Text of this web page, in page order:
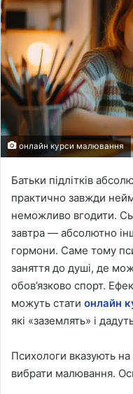
онлайн курси малювання
Батьки підлітків
практично завжди
неможливо вгодити.
завтра — абсолютно
гормони. Саме тому
заняття до душі, де
обов’язково спорт.
можуть стати онлайн
які «заземлять» і
Психологи вказують
вибрати малювання.